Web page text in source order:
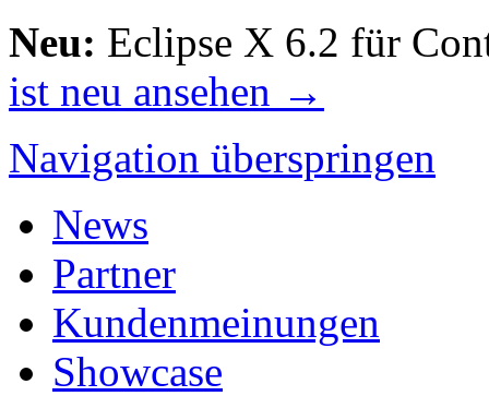
Neu: Eclipse X 6.2 für
ist neu ansehen →
Navigation überspringen
News
Partner
Kundenmeinungen
Showcase